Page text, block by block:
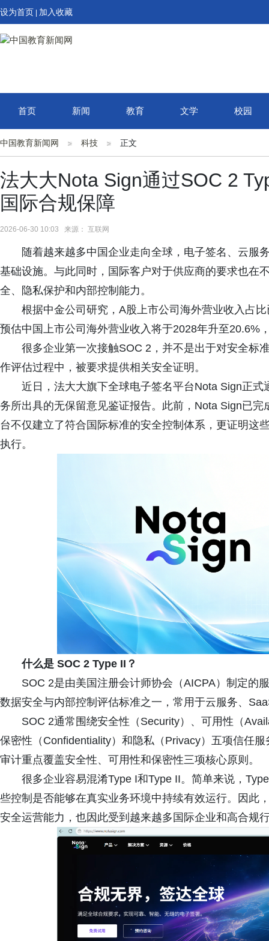
设为首页 加入收藏
首页 新闻 教育 文学 校园
中国教育新闻网 科技 正文
法大大Nota Sign通过SOC 2
国际合规保障
2026-06-30 10:03 来源： 互联网
随着越来越多中国企业走向全球，电子签名、云服
基础设施。与此同时，国际客户对于供应商的要求也
全、隐私保护和内部控制能力。
根据中金公司研究，A股上市公司海外营业收入占
预估中国上市公司海外营业收入将于2028年升至20.6%
很多企业第一次接触SOC 2，并不是出于对安全标
作评估过程中，被要求提供相关安全证明。
近日，法大大旗下全球电子签名平台Nota Sign正
务所出具的无保留意见鉴证报告。此前，Nota Sign已
台不仅建立了符合国际标准的安全控制体系，更证明这
执行。
什么是 SOC 2 Type II？
SOC 2是由美国注册会计师协会（AICPA）制定的
数据安全与内部控制评估标准之一，常用于云服务、
SOC 2通常围绕安全性（Security）、可用性（
保密性（Confidentiality）和隐私（Privacy）五项信任
审计重点覆盖安全性、可用性和保密性三项核心原则。
很多企业容易混淆Type I和Type II。简单来说，
些控制是否能够在真实业务环境中持续有效运行。因此
安全运营能力，也因此受到越来越多国际企业和高合规